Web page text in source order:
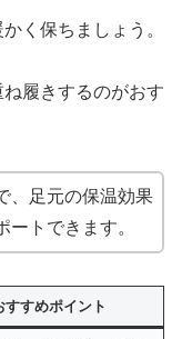
く保ちましょう。
履きするのがおす
、足元の保温効果
トできます。
すすめポイント